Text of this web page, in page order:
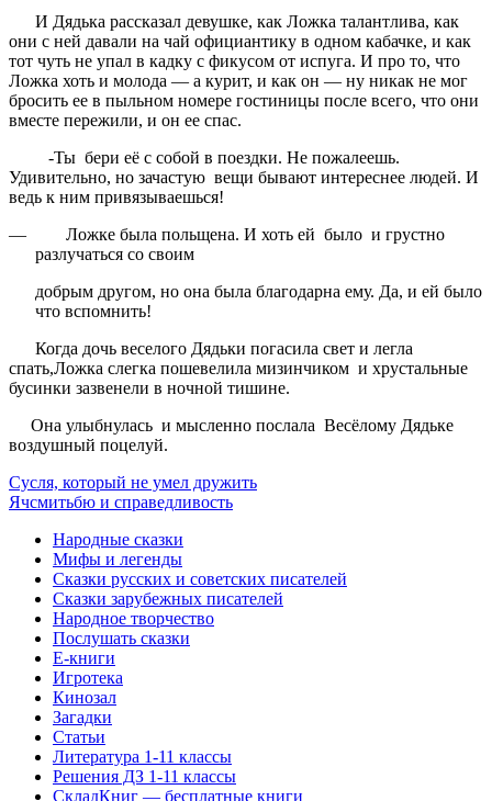
И Дядька рассказал девушке, как Ложка талантлива, как
они с ней давали на чай официантику в одном кабачке, и как
тот чуть не упал в кадку с фикусом от испуга. И про то, что
Ложка хоть и молода — а курит, и как он — ну никак не мог
бросить ее в пыльном номере гостиницы после всего, что они
вместе пережили, и он ее спас.
-Ты бери её с собой в поездки. Не пожалеешь.
Удивительно, но зачастую вещи бывают интереснее людей. И
ведь к ним привязываешься!
—
Ложке была польщена. И хоть ей было и грустно
разлучаться со своим
добрым другом, но она была благодарна ему. Да, и ей было
что вспомнить!
Когда дочь веселого Дядьки погасила свет и легла
спать,Ложка слегка пошевелила мизинчиком и хрустальные
бусинки зазвенели в ночной тишине.
Она улыбнулась и мысленно послала Весёлому Дядьке
воздушный поцелуй.
Сусля, который не умел дружить
Ячсмитьбю и справедливость
Народные сказки
Мифы и легенды
Сказки русских и советских писателей
Сказки зарубежных писателей
Народное творчество
Послушать сказки
Е-книги
Игротека
Кинозал
Загадки
Статьи
Литература 1-11 классы
Решения ДЗ 1-11 классы
СкладКниг — бесплатные книги